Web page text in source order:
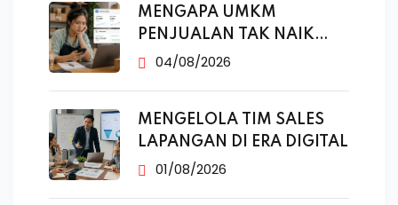
MENGAPA UMKM
PENJUALAN TAK NAIK
MESKI SUDAH
04/08/2026
MENGELOLA TIM SALES
LAPANGAN DI ERA DIGITAL
01/08/2026